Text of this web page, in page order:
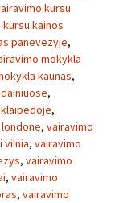
kursu
kainos
panevezyje,
mokykla
kaunas,
,
,
, vairavimo
vilnia, vairavimo
, vairavimo
, vairavimo
, vairavimo